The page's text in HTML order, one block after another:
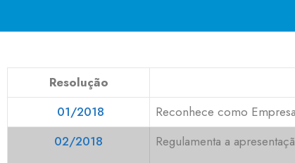
Resolução
01/2018
Reconhece como
02/2018
Regulamenta a